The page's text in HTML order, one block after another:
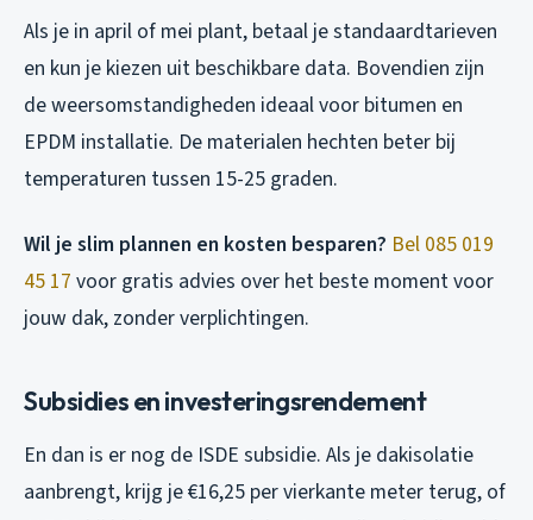
Als je in april of mei plant, betaal je standaardtarieven
en kun je kiezen uit beschikbare data. Bovendien zijn
de weersomstandigheden ideaal voor bitumen en
EPDM installatie. De materialen hechten beter bij
temperaturen tussen 15-25 graden.
Wil je slim plannen en kosten besparen? Bel 085 019
45 17 voor gratis advies over het beste moment voor
jouw dak, zonder verplichtingen.
Subsidies en investeringsrendement
En dan is er nog de ISDE subsidie. Als je dakisolatie
aanbrengt, krijg je €16,25 per vierkante meter terug, of